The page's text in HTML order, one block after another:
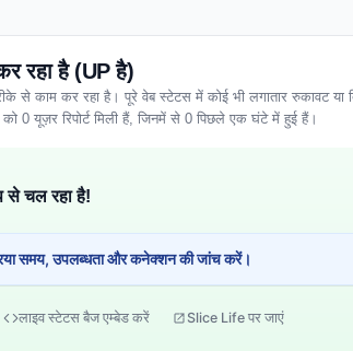
रहा है (UP है)
से काम कर रहा है। पूरे वेब स्टेटस में कोई भी लगातार रुकावट या
0 यूज़र रिपोर्ट मिली हैं, जिनमें से 0 पिछले एक घंटे में हुई हैं।
चल रहा है!
समय, उपलब्धता और कनेक्शन की जांच करें।
लाइव स्टेटस बैज एम्बेड करें Slice Life पर जाएं